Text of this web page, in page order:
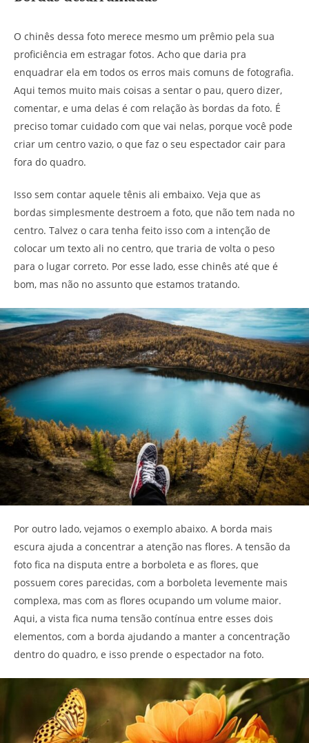
O chinês dessa foto merece mesmo um prêmio pela sua
proficiência em estragar fotos. Acho que daria pra
enquadrar ela em todos os erros mais comuns de fotografia.
Aqui temos muito mais coisas a sentar o pau, quero dizer,
comentar, e uma delas é com relação às bordas da foto. É
preciso tomar cuidado com que vai nelas, porque você pode
criar um centro vazio, o que faz o seu espectador cair para
fora do quadro.
Isso sem contar aquele tênis ali embaixo. Veja que as
bordas simplesmente destroem a foto, que não tem nada no
centro. Talvez o cara tenha feito isso com a intenção de
colocar um texto ali no centro, que traria de volta o peso
para o lugar correto. Por esse lado, esse chinês até que é
bom, mas não no assunto que estamos tratando.
Por outro lado, vejamos o exemplo abaixo. A borda mais
escura ajuda a concentrar a atenção nas flores. A tensão da
foto fica na disputa entre a borboleta e as flores, que
possuem cores parecidas, com a borboleta levemente mais
complexa, mas com as flores ocupando um volume maior.
Aqui, a vista fica numa tensão contínua entre esses dois
elementos, com a borda ajudando a manter a concentração
dentro do quadro, e isso prende o espectador na foto.